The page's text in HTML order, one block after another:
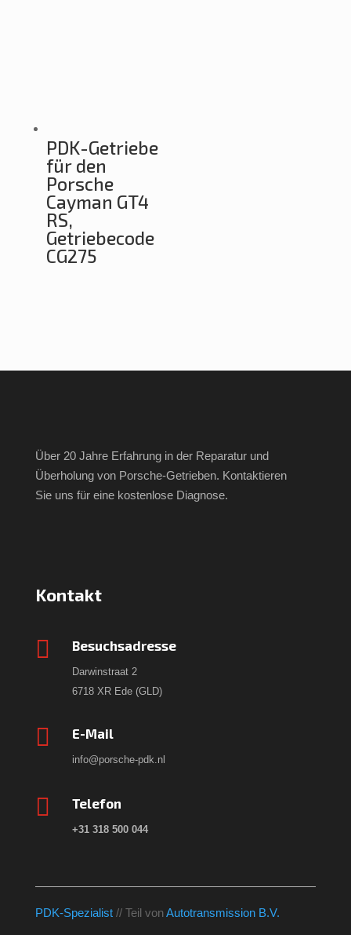
PDK-Getriebe
für den
Porsche
Cayman GT4
RS,
Getriebecode
CG275
Über 20 Jahre Erfahrung in der Reparatur und
Überholung von Porsche-Getrieben. Kontaktieren
Sie uns für eine kostenlose Diagnose.
Kontakt
 Besuchsadresse
Darwinstraat 2
6718 XR Ede (GLD)
 E-Mail
info@porsche-pdk.nl
 Telefon
+31 318 500 044
PDK-Spezialist// Teil vonAutotransmission B.V.